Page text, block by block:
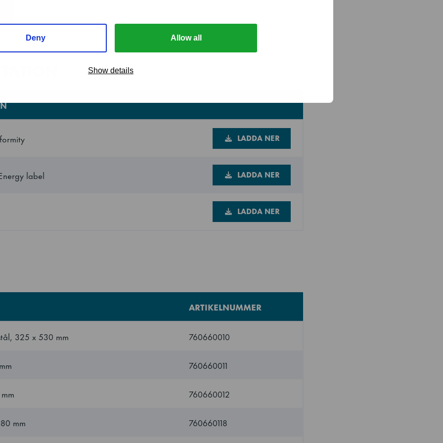
Deny Allow all
Show details
sektion
2246 mm
LADDA NER
label LADDA NER
LADDA NER
ARTIKELNUMMER
325 x 530 mm 760660010
760660011
760660012
mm 760660118